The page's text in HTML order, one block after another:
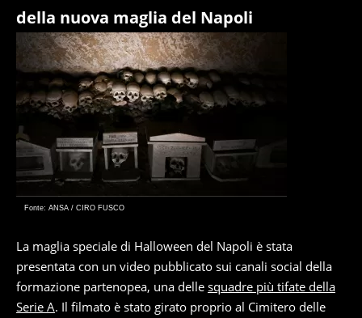
della nuova maglia del Napoli
Fonte: ANSA / CIRO FUSCO
La maglia speciale di Halloween del Napoli è stata
presentata con un video pubblicato sui canali social della
formazione partenopea, una delle squadre più tifate della
Serie A. Il filmato è stato girato proprio al Cimitero delle